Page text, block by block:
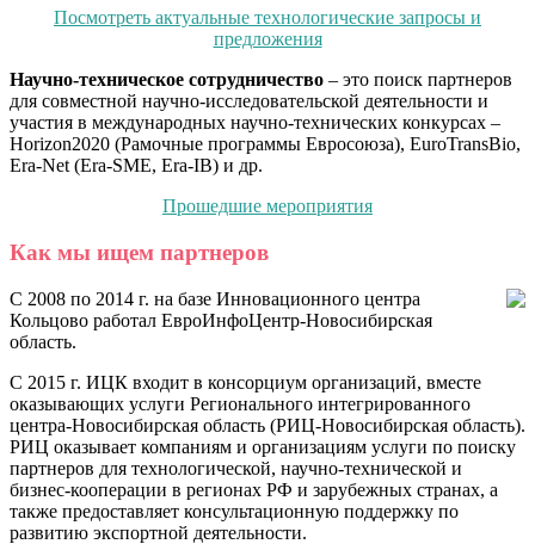
Посмотреть актуальные технологические запросы и
предложения
Научно-техническое сотрудничество – это поиск партнеров
для совместной научно-исследовательской деятельности и
участия в международных научно-технических конкурсах –
Horizon2020 (Рамочные программы Евросоюза), EuroTransBio,
Era-Net (Era-SME, Era-IB) и др.
Прошедшие мероприятия
Как мы ищем партнеров
С 2008 по 2014 г. на базе Инновационного центра
Кольцово работал ЕвроИнфоЦентр-Новосибирская
область.
С 2015 г. ИЦК входит в консорциум организаций, вместе
оказывающих услуги Регионального интегрированного
центра-Новосибирская область (РИЦ-Новосибирская область).
РИЦ оказывает компаниям и организациям услуги по поиску
партнеров для технологической, научно-технической и
бизнес-кооперации в регионах РФ и зарубежных странах, а
также предоставляет консультационную поддержку по
развитию экспортной деятельности.